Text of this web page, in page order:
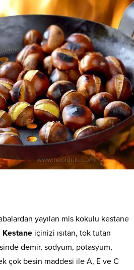
yayılan mis kokulu kestane
Kestane içinizi ısıtan, tok tutan
demir, sodyum, potasyum,
çok besin maddesi ile A, E ve C